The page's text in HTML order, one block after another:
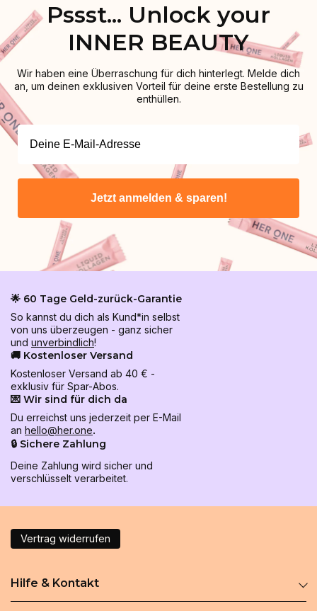
Pssst... Unlock your
INNER BEAUTY
Wir haben eine Überraschung für dich hinterlegt. Melde dich
an, um deinen exklusiven Vorteil für deine erste Bestellung zu
enthüllen.
Jetzt anmelden & sparen!
🌟 60 Tage Geld-zurück-Garantie
So kannst du dich als Kund*in selbst
von uns überzeugen - ganz sicher
und unverbindlich!
🚚 Kostenloser Versand
Kostenloser Versand ab 40 € -
exklusiv für Spar-Abos.
💌 Wir sind für dich da
Du erreichst uns jederzeit per E-Mail
an hello@her.one.
🔒 Sichere Zahlung
Deine Zahlung wird sicher und
verschlüsselt verarbeitet.
Vertrag widerrufen
Hilfe & Kontakt